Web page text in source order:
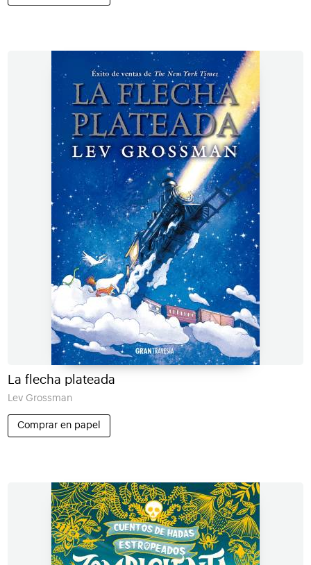
La flecha plateada
Lev Grossman
Comprar en papel